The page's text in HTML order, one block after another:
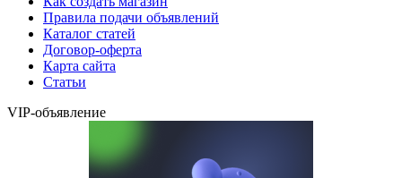
Правила подачи объявлений
Каталог статей
Договор-оферта
Карта сайта
Статьи
VIP-объявление